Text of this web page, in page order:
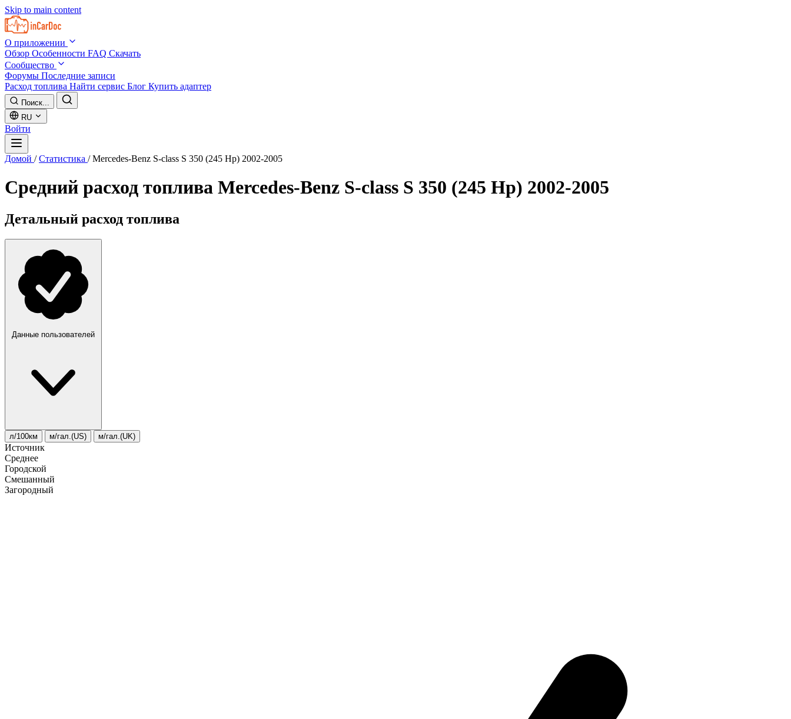
Skip to main content
О приложении
Обзор Особенности FAQ Скачать
Сообщество
Форумы Последние записи
Расход топлива Найти сервис Блог Купить адаптер
Поиск...
RU
Войти
Домой / Статистика / Mercedes-Benz S-class S 350 (245 Hp) 2002-2005
Средний расход топлива Mercedes-Benz S-class S 350 (245 Hp) 2002-2005
Детальный расход топлива
Данные пользователей
л/100км м/гал.(US) м/гал.(UK)
Источник
Среднее
Городской
Смешанный
Загородный